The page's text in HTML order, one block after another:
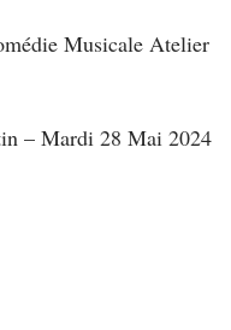
Musicale Atelier
– Mardi 28 Mai 2024